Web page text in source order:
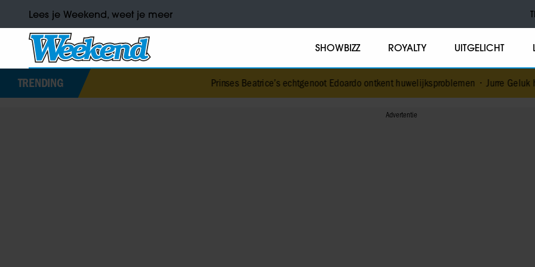
Lees je Weekend, weet je meer
SHOWBIZZ ROYALTY UITGELICHT
TRENDING Prinses Beatrice’s echtgenoot Edoardo ontkent huwelijksproblemen•Jurre Geluk